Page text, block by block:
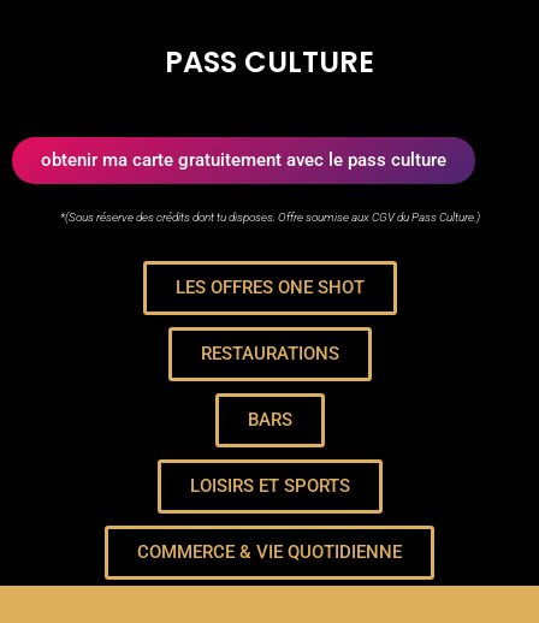
PASS CULTURE
obtenir ma carte gratuitement avec le pass culture
*(Sous réserve des crédits dont tu disposes. Offre soumise aux CGV du Pass Culture.)
LES OFFRES ONE SHOT
RESTAURATIONS
BARS
LOISIRS ET SPORTS
COMMERCE & VIE QUOTIDIENNE